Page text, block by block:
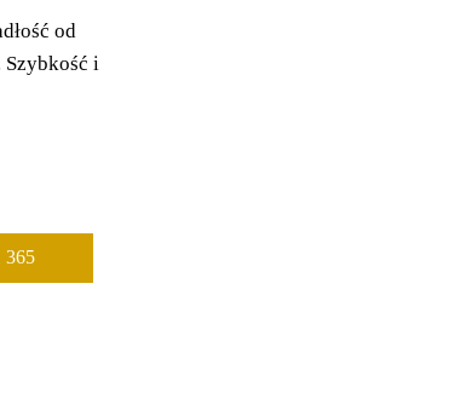
od
Szybkość i
365